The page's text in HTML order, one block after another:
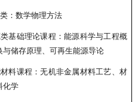
：数学物理方法
基础理论课程：能源科学与工程概
与储存原理、可再生能源导论
料课程：无机非金属材料工艺、材
化学